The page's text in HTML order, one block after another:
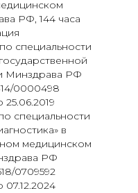
РФ, 144 часа
специальности
Минздрава РФ
0000498
специальности
в
медицинском
РФ
0709592
07.12.2024